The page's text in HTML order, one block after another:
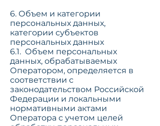
6. Объем и категории
персональных данных,
категории субъектов
персональных данных
6.1. Объем персональных
данных, обрабатываемых
Оператором, определяется в
соответствии с
законодательством Российской
Федерации и локальными
нормативными актами
Оператора с учетом целей